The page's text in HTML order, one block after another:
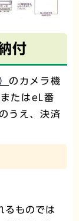
付
のカメラ機
たはeL番
うえ、決済
るものでは